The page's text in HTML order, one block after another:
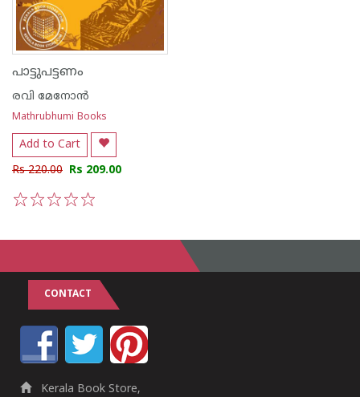
പാട്ടുപട്ടണം
രവി മേനോന്‍
Mathrubhumi Books
Add to Cart
Rs 220.00 Rs 209.00
CONTACT
Kerala Book Store,